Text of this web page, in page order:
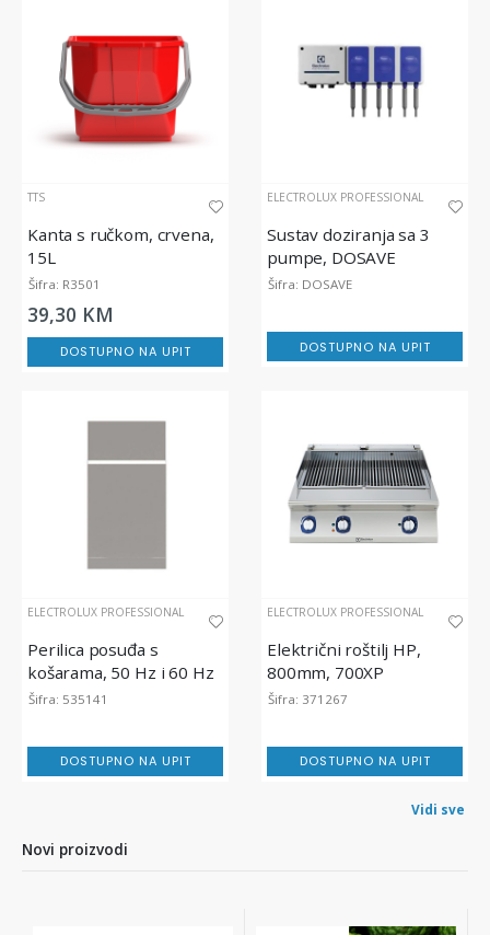
TTS
Kanta s ručkom, crvena,
15L
Šifra: R3501
39,30 KM
DOSTUPNO NA UPIT
ELECTROLUX PROFESSIONAL
Sustav doziranja sa 3
pumpe, DOSAVE
Šifra: DOSAVE
DOSTUPNO NA UPIT
ELECTROLUX PROFESSIONAL
Perilica posuđa s
košarama, 50 Hz i 60 Hz
Šifra: 535141
DOSTUPNO NA UPIT
ELECTROLUX PROFESSIONAL
Električni roštilj HP,
800mm, 700XP
Šifra: 371267
DOSTUPNO NA UPIT
Vidi sve
Novi proizvodi